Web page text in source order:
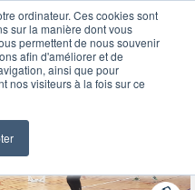
ordinateur. Ces cookies sont
sur la manière dont vous
permettent de nous souvenir
afin d'améliorer et de
ainsi que pour
nos visiteurs à la fois sur ce